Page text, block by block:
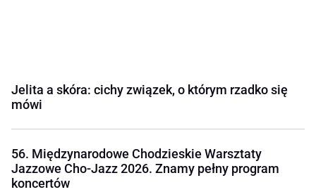
Jelita a skóra: cichy związek, o którym rzadko się
mówi
56. Międzynarodowe Chodzieskie Warsztaty
Jazzowe Cho-Jazz 2026. Znamy pełny program
koncertów